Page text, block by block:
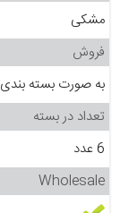
مشکی
فروش
به صورت بسته بندی
تعداد در بسته
6 عدد
Wholesale